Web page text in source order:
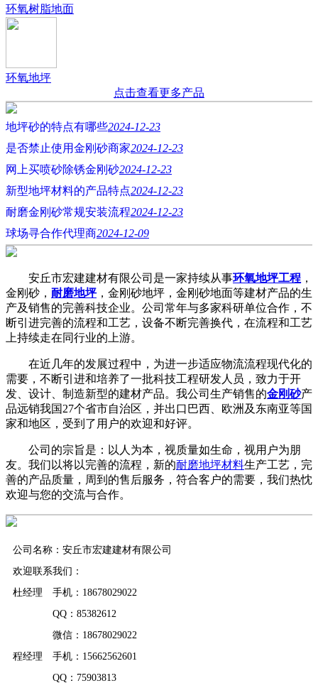
环氧树脂地面
环氧地坪
点击查看更多产品
地坪砂的特点有哪些2024-12-23
是否禁止使用金刚砂商家2024-12-23
网上买喷砂除锈金刚砂2024-12-23
新型地坪材料的产品特点2024-12-23
耐磨金刚砂常规安装流程2024-12-23
球场寻合作代理商2024-12-09
安丘市宏建建材有限公司是一家持续从事环氧地坪工程 ，
金刚砂， 耐磨地坪，金刚砂地坪，金刚砂地面等建材产品的生
产及销售的完善科技企业。公司常年与多家科研单位合作，不
断引进完善的流程和工艺，设备不断完善换代，在流程和工艺
上持续走在同行业的上游。
在近几年的发展过程中，为进一步适应物流流程现代化的
需要，不断引进和培养了一批科技工程研发人员，致力于开
发、设计、制造新型的建材产品。我公司生产销售的金刚砂产
品远销我国27个省市自治区，并出口巴西、欧洲及东南亚等国
家和地区，受到了用户的欢迎和好评。
公司的宗旨是：以人为本，视质量如生命，视用户为朋
友。我们以将以完善的流程，新的耐磨地坪材料生产工艺，完
善的产品质量，周到的售后服务，符合客户的需要，我们热忱
欢迎与您的交流与合作。
公司名称：安丘市宏建建材有限公司
欢迎联系我们：
杜经理 手机：18678029022
QQ：85382612
微信：18678029022
程经理 手机：15662562601
QQ：75903813